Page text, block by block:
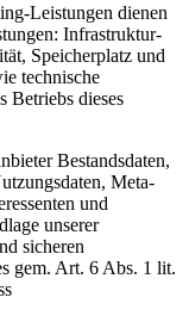
Leistungen dienen
Infrastruktur-
Speicherplatz und
technische
Betriebs dieses
Bestandsdaten,
Meta-
und
unserer
sicheren
gem. Art. 6 Abs. 1 lit.